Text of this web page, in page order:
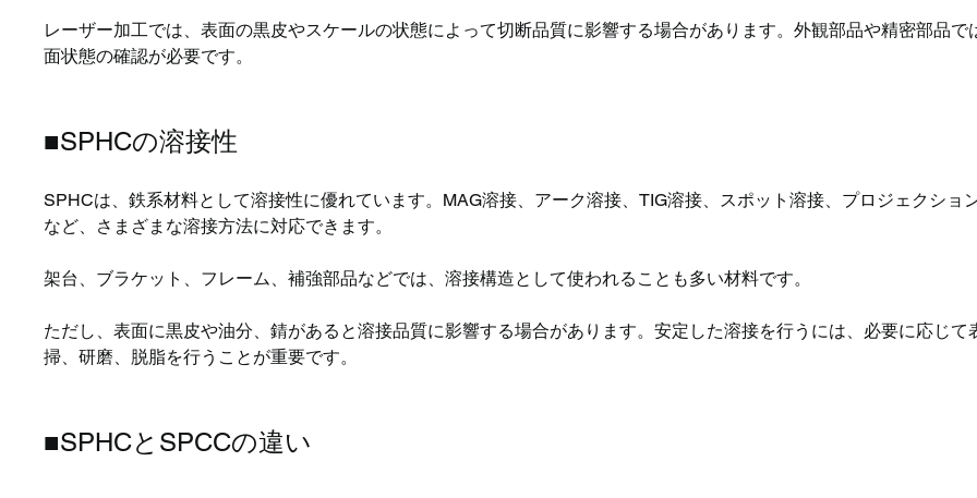
レーザー加工では、表面の黒皮やスケールの状態によって切断品質に影響する場合があります。外観部品や精密部品で
面状態の確認が必要です。
■SPHCの溶接性
SPHCは、鉄系材料として溶接性に優れています。MAG溶接、アーク溶接、TIG溶接、スポット溶接、プロジェクショ
など、さまざまな溶接方法に対応できます。
架台、ブラケット、フレーム、補強部品などでは、溶接構造として使われることも多い材料です。
ただし、表面に黒皮や油分、錆があると溶接品質に影響する場合があります。安定した溶接を行うには、必要に応じて
掃、研磨、脱脂を行うことが重要です。
■SPHCとSPCCの違い